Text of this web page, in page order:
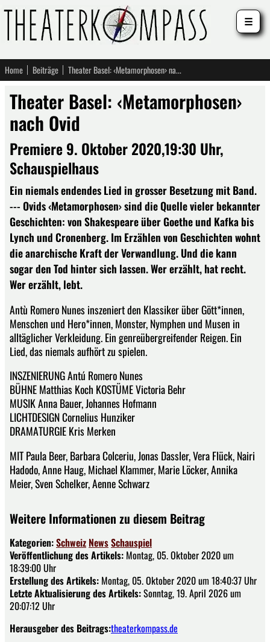
Home Beiträge Theater Basel: ‹Metamorphosen› nach Ovid
Theater Basel: ‹Metamorphosen›
nach Ovid
Premiere 9. Oktober 2020,19:30 Uhr,
Schauspielhaus
Ein niemals endendes Lied in grosser Besetzung mit Band.
--- Ovids ‹Metamorphosen› sind die Quelle vieler bekannter
Geschichten: von Shakespeare über Goethe und Kafka bis
Lynch und Cronenberg. Im Erzählen von Geschichten wohnt
die anarchische Kraft der Verwandlung. Und die kann
sogar den Tod hinter sich lassen. Wer erzählt, hat recht.
Wer erzählt, lebt.
Antù Romero Nunes inszeniert den Klassiker über Gött*innen,
Menschen und Hero*innen, Monster, Nymphen und Musen in
alltäglicher Verkleidung. Ein genreübergreifender Reigen. Ein
Lied, das niemals aufhört zu spielen.
INSZENIERUNG Antú Romero Nunes
BÜHNE Matthias Koch KOSTÜME Victoria Behr
MUSIK Anna Bauer, Johannes Hofmann
LICHTDESIGN Cornelius Hunziker
DRAMATURGIE Kris Merken
MIT Paula Beer, Barbara Colceriu, Jonas Dassler, Vera Flück, Nairi
Hadodo, Anne Haug, Michael Klammer, Marie Löcker, Annika
Meier, Sven Schelker, Aenne Schwarz
Weitere Informationen zu diesem Beitrag
Kategorien:Schweiz NewsSchauspiel
Veröffentlichung des Artikels: Montag, 05. Oktober 2020 um
18:39:00 Uhr
Erstellung des Artikels: Montag, 05. Oktober 2020 um 18:40:37 Uhr
Letzte Aktualisierung des Artikels:Sonntag, 19. April 2026 um
20:07:12 Uhr
Herausgeber des Beitrags:theaterkompass.de
☰